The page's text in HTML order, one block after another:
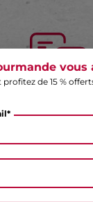
vous
de 15 %